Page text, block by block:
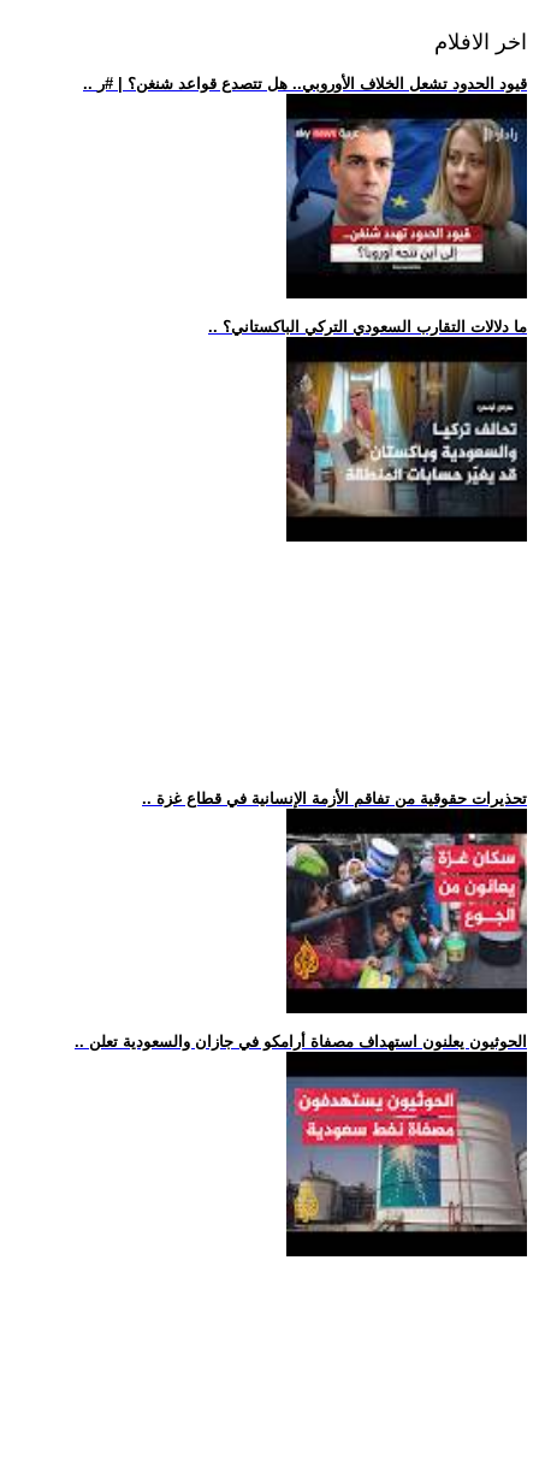
اخر الافلام
.. قيود الحدود تشعل الخلاف الأوروبي.. هل تتصدع قواعد شنغن؟ | #ر
.. ما دلالات التقارب السعودي التركي الباكستاني؟
.. تحذيرات حقوقية من تفاقم الأزمة الإنسانية في قطاع غزة
.. الحوثيون يعلنون استهداف مصفاة أرامكو في جازان والسعودية تعلن